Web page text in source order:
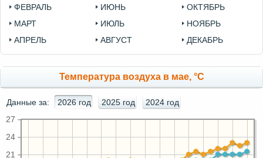
ФЕВРАЛЬ
МАРТ
АПРЕЛЬ
ИЮНЬ
ИЮЛЬ
АВГУСТ
ОКТЯБРЬ
НОЯБРЬ
ДЕКАБРЬ
Температура воздуха в мае, °C
Данные за: 2026 год 2025 год 2024 год
21
24
27